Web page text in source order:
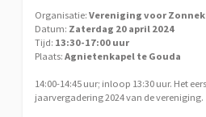
Organisatie: Vereniging voor
Datum: Zaterdag 20 april 2024
Tijd: 13:30-17:00 uur
Plaats: Agnietenkapel te Gouda
14:00-14:45 uur; inloop 13:30 uur. Het
jaarvergadering 2024 van de vereniging.